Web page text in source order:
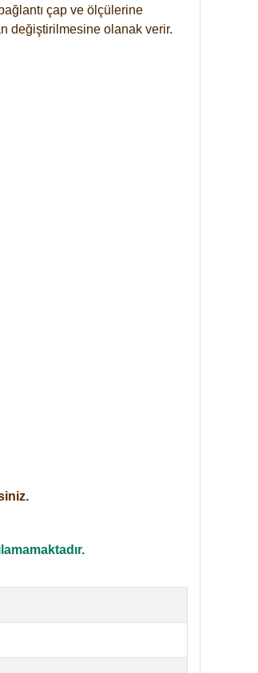
çap ve ölçülerine
değiştirilmesine olanak verir.